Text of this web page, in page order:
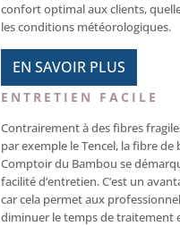
confort optimal aux clients,
les conditions météorologiques.
EN SAVOIR PLUS
ENTRETIEN FACILE
Contrairement à des fibres
par exemple le Tencel, la fibre de
Comptoir du Bambou se
facilité d’entretien. C’est un
car cela permet aux
diminuer le temps de traitement